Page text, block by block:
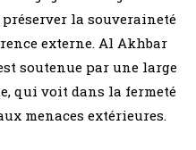
la souveraineté
externe. Al Akhbar
soutenue par une large
qui voit dans la fermeté
menaces extérieures.